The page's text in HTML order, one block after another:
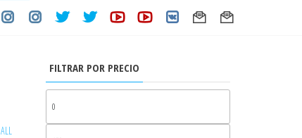
ALL
FILTRAR POR PRECIO
MÍNIMO